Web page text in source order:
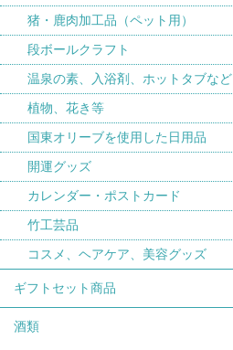
猪・鹿肉加工品（ペット用）
段ボールクラフト
温泉の素、入浴剤、ホットタブなど
植物、花き等
国東オリーブを使用した日用品
開運グッズ
カレンダー・ポストカード
竹工芸品
コスメ、ヘアケア、美容グッズ
ギフトセット商品
酒類